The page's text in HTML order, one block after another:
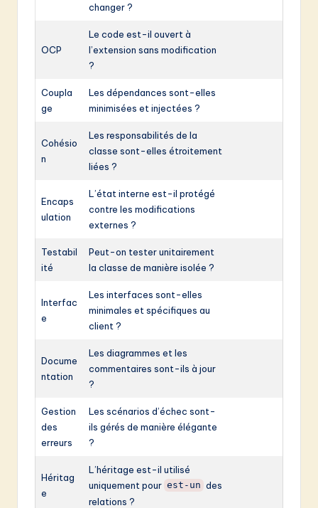
changer ?
OCP
Le code est-il ouvert à
l’extension sans modification
?
Coupla
ge
Les dépendances sont-elles
minimisées et injectées ?
Cohésio
n
Les responsabilités de la
classe sont-elles étroitement
liées ?
Encaps
ulation
L’état interne est-il protégé
contre les modifications
externes ?
Testabil
ité
Peut-on tester unitairement
la classe de manière isolée ?
Interfac
e
Les interfaces sont-elles
minimales et spécifiques au
client ?
Docume
ntation
Les diagrammes et les
commentaires sont-ils à jour
?
Gestion
des
erreurs
Les scénarios d’échec sont-
ils gérés de manière élégante
?
Héritag
e
L’héritage est-il utilisé
uniquement pour est-un des
relations ?